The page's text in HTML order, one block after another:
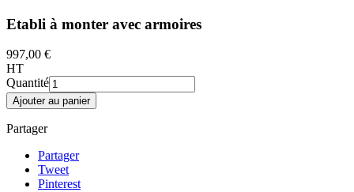
Etabli à monter avec armoires
997,00 €
HT
Quantité
Ajouter au panier
Partager
Partager
Tweet
Pinterest